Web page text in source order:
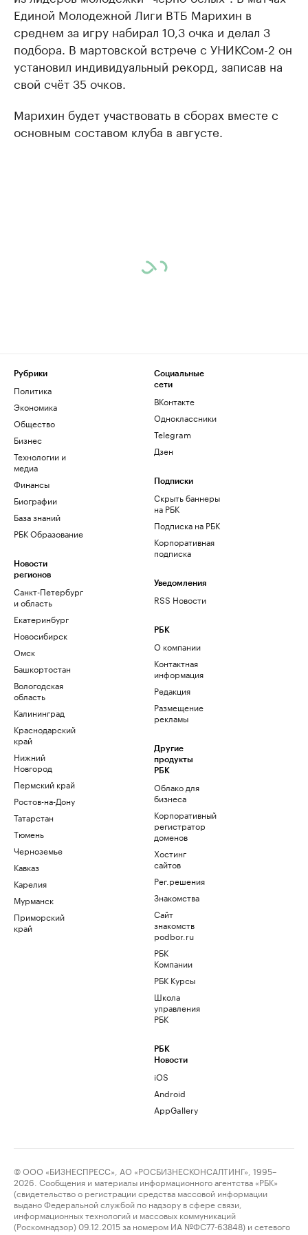
Единой Молодежной Лиги ВТБ Марихин в
среднем за игру набирал 10,3 очка и делал 3
подбора. В мартовской встрече с УНИКСом-2 он
установил индивидуальный рекорд, записав на
свой счёт 35 очков.
Марихин будет участвовать в сборах вместе с
основным составом клуба в августе.
Рубрики
Политика
Экономика
Общество
Бизнес
Технологии и
медиа
Финансы
Биографии
База знаний
РБК Образование
Новости
регионов
Санкт-Петербург
и область
Екатеринбург
Новосибирск
Омск
Башкортостан
Вологодская
область
Калининград
Краснодарский
край
Нижний
Новгород
Пермский край
Ростов-на-Дону
Татарстан
Тюмень
Черноземье
Кавказ
Карелия
Мурманск
Приморский
край
Социальные
сети
ВКонтакте
Одноклассники
Telegram
Дзен
Подписки
Скрыть баннеры
на РБК
Подписка на РБК
Корпоративная
подписка
Уведомления
RSS Новости
РБК
О компании
Контактная
информация
Редакция
Размещение
рекламы
Другие
продукты
РБК
Облако для
бизнеса
Корпоративный
регистратор
доменов
Хостинг
сайтов
Рег.решения
Знакомства
Сайт
знакомств
podbor.ru
РБК
Компании
РБК Курсы
Школа
управления
РБК
РБК
Новости
iOS
Android
AppGallery
© ООО «БИЗНЕСПРЕСС», АО «РОСБИЗНЕСКОНСАЛТИНГ», 1995–
2026. Сообщения и материалы информационного агентства «РБК»
(свидетельство о регистрации средства массовой информации
выдано Федеральной службой по надзору в сфере связи,
информационных технологий и массовых коммуникаций
(Роскомнадзор) 09.12.2015 за номером ИА №ФС77-63848) и сетевого